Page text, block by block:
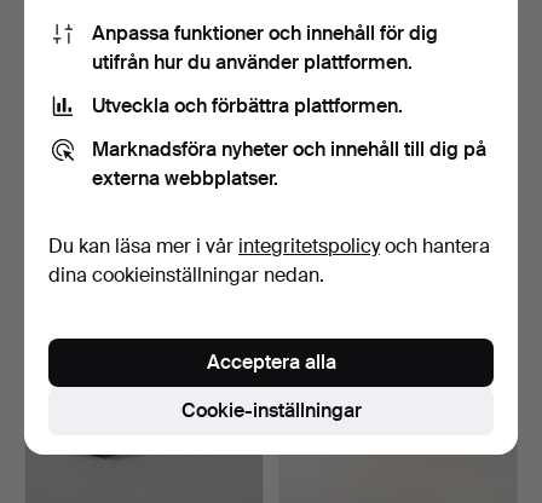
TERRAKOTTAKRUKOR.
I KONSTSTEN.
Anpassa funktioner och innehåll för dig
utifrån hur du använder plattformen.
Utveckla och förbättra plattformen.
Marknadsföra nyheter och innehåll till dig på
externa webbplatser.
Du kan läsa mer i vår integritetspolicyoch hantera
dina cookieinställningar nedan.
Cookie-inställningar
Acceptera alla